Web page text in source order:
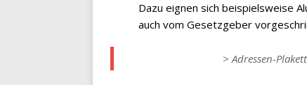
Dazu eignen sich beispielsweise
auch vom Gesetzgeber
> Adressen-